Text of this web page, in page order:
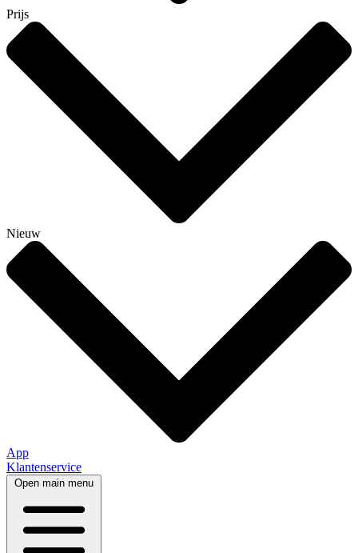
Prijs
Nieuw
App
Klantenservice
Open main menu